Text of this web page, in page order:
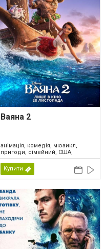
Ваяна 2
анімація, комедія, мюзикл,
пригоди, сімейний, США,
Канада, 2024
Купити